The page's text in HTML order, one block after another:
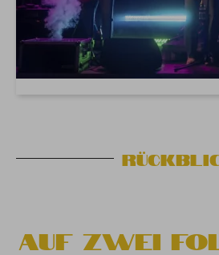
Auf Zwei